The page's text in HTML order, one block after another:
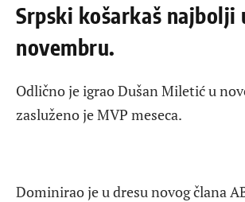
Srpski košarkaš najbolji
novembru.
Odlično je igrao Dušan Miletić u
zasluženo je MVP meseca.
Dominirao je u dresu novog člana